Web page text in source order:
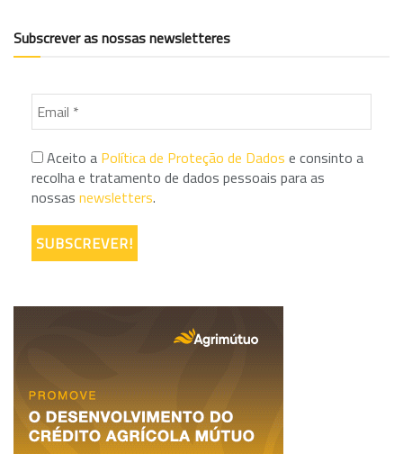
Subscrever as nossas newsletteres
Aceito a Política de Proteção de Dados e consinto a
recolha e tratamento de dados pessoais para as
nossas newsletters.